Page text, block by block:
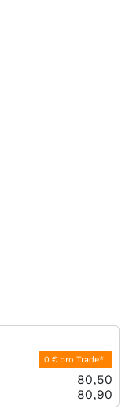
0 € pro Trade*
80,50
80,90